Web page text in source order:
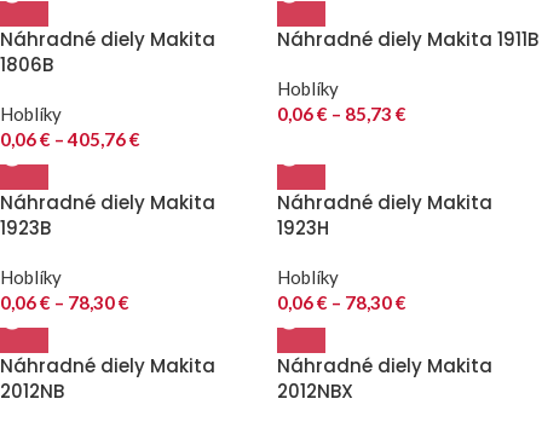
Náhradné diely Makita
1806B
Hoblíky
0,06€ – 405,76€
Náhradné diely Makita 1911B
Hoblíky
0,06€ – 85,73 €
Náhradné diely Makita
1923B
Hoblíky
0,06€ – 78,30€
Náhradné diely Makita
1923H
Hoblíky
0,06€ – 78,30€
Náhradné diely Makita
2012NB
Náhradné diely Makita
2012NBX